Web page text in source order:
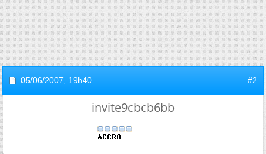
05/06/2007, 19h40 #2
invite9cbcb6bb